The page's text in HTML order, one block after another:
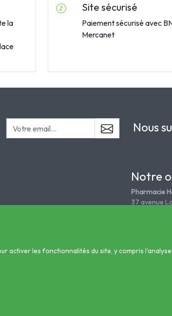
la
Site sécurisé
Paiement sécurisé avec
Mercanet
Nous
santé
Notre
Pharmacie
37 avenue
activer les fonctionnalités du site, y compris